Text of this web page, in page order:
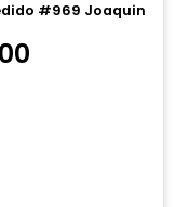
#969 Joaquin